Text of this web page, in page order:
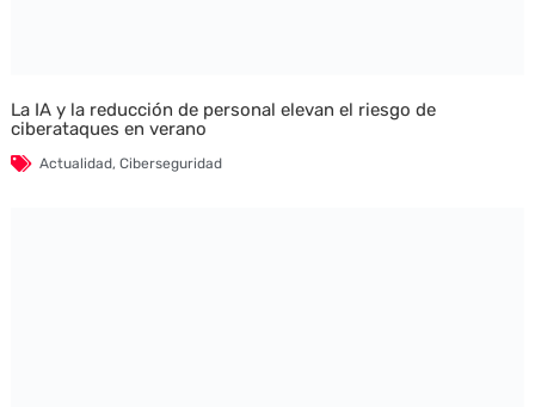
La IA y la reducción de personal elevan el riesgo de
ciberataques en verano
Actualidad, Ciberseguridad